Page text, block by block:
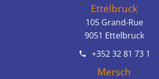
Ettelbruck
105 Grand-Rue
9051 Ettelbruck
+352 32 81 73 1
Mersch